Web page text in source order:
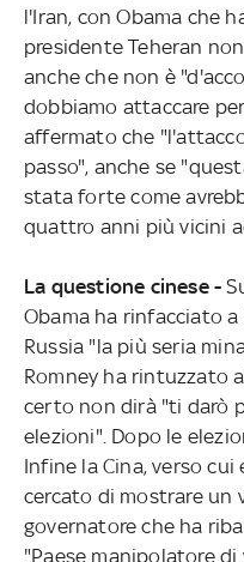
l'Iran, con Obama che
presidente Teheran
anche che non è
dobbiamo attaccare
affermato che
passo", anche se
stata forte come
quattro anni più vicini
La questione cinese -
Obama ha rinfacciato
Russia "la più seria
Romney ha rintuzzato
certo non dirà "ti darò
elezioni". Dopo le
Infine la Cina, verso
cercato di mostrare un
governatore che ha
"Paese manipolatore